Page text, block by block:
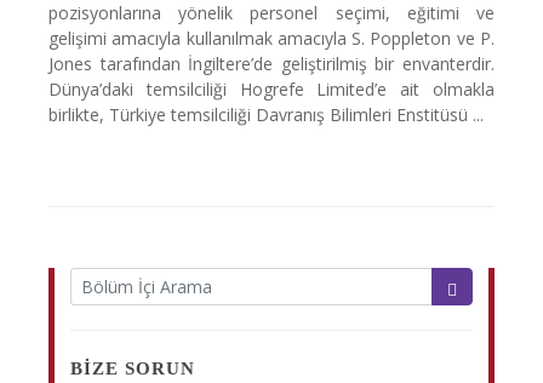
pozisyonlarına yönelik personel seçimi, eğitimi ve
gelişimi amacıyla kullanılmak amacıyla S. Poppleton ve P.
Jones tarafından İngiltere’de geliştirilmiş bir envanterdir.
Dünya’daki temsilciliği Hogrefe Limited’e ait olmakla
birlikte, Türkiye temsilciliği Davranış Bilimleri Enstitüsü ...
BIZE SORUN